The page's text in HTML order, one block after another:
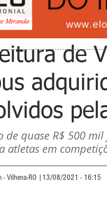
de
de quase R$ 500
atletas em
- Vilhena-RO |13/08/2021 - 16:15